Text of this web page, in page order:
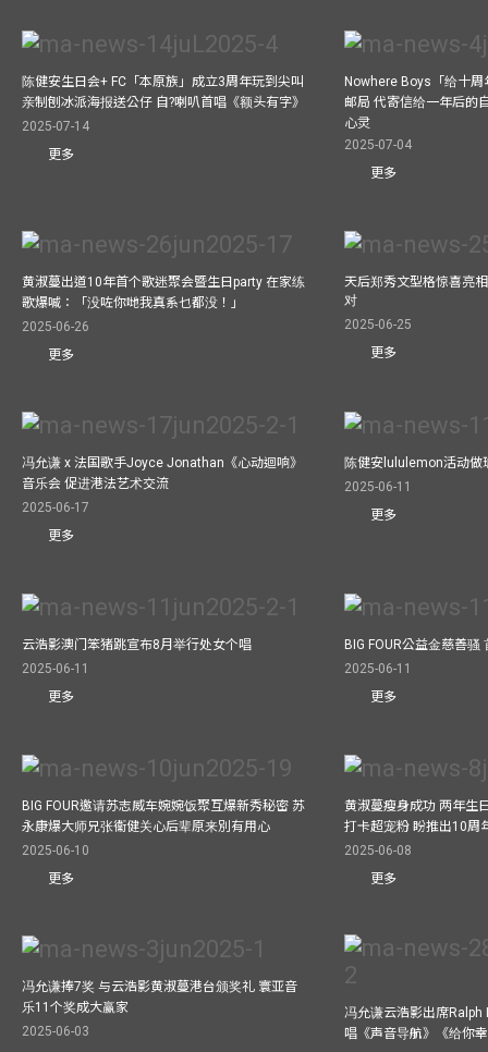
陈健安生日会+ FC「本原族」成立3周年玩到尖叫
亲制刨冰派海报送公仔 自?喇叭首唱《额头有字》
2025-07-14
更多
Nowhere Boys「给十
邮局 代寄信给一年后的
心灵
2025-07-04
更多
黄淑蔓出道10年首个歌迷聚会暨生日party 在家练
歌爆喊：「没咗你哋我真系乜都没！」
2025-06-26
更多
天后郑秀文型格惊喜亮
对
2025-06-25
更多
冯允谦 x 法国歌手Joyce Jonathan《心动迴响》
音乐会 促进港法艺术交流
2025-06-17
更多
陈健安lululemon活动做
2025-06-11
更多
云浩影澳门笨猪跳宣布8月举行处女个唱
2025-06-11
更多
BIG FOUR公益⾦慈善
2025-06-11
更多
BIG FOUR邀请苏志威车婉婉饭聚互爆新秀秘密 苏
永康爆大师兄张衞健关心后辈原来別有用心
2025-06-10
更多
黄淑蔓瘦身成功 两年生
打卡超宠粉 盼推出10周
2025-06-08
更多
冯允谦捧7奖 与云浩影黄淑蔓港台颁奖礼 寰亚音
乐11个奖成大赢家
2025-06-03
冯允谦云浩影出席
唱《声音导航》《给你